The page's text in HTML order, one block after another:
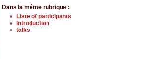
Dans la même rubrique :
Liste of participants
Introduction
talks